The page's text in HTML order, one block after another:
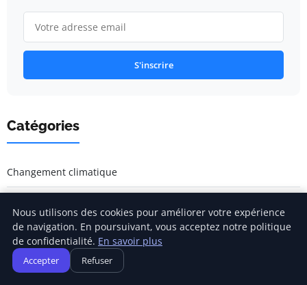
S'inscrire
Catégories
Changement climatique
General
Sensibilisation écologique
Nous utilisons des cookies pour améliorer votre expérience
de navigation. En poursuivant, vous acceptez notre politique
de confidentialité. En savoir plus
Accepter Refuser